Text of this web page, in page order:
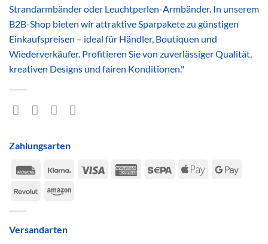
Strandarmbänder oder Leuchtperlen-Armbänder. In unserem
B2B-Shop bieten wir attraktive Sparpakete zu günstigen
Einkaufspreisen – ideal für Händler, Boutiquen und
Wiederverkäufer. Profitieren Sie von zuverlässiger Qualität,
kreativen Designs und fairen Konditionen."
Zahlungsarten
Rechung
Klarna Visa
American Sepa
Apple
Google
RevolutAmazon
Versandarten